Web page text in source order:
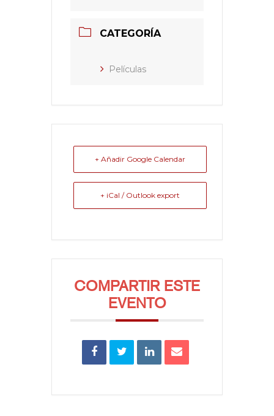
CATEGORÍA
Películas
+ Añadir Google Calendar
+ iCal / Outlook export
COMPARTIR ESTE
EVENTO